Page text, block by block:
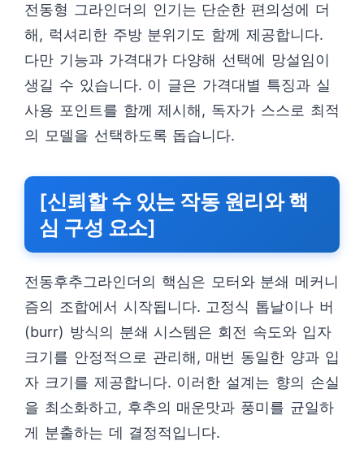
전동형 그라인더의 인기는 단순한 편의성에 더
해, 럭셔리한 주방 분위기도 함께 제공합니다.
다만 기능과 가격대가 다양해 선택에 망설임이
생길 수 있습니다. 이 글은 가격대별 특징과 실
사용 포인트를 함께 제시해, 독자가 스스로 최적
의 모델을 선택하도록 돕습니다.
[신뢰할 수 있는 작동 원리와 핵
심 구성 요소]
전동후추그라인더의 핵심은 모터와 분쇄 메커니
즘의 조합에서 시작됩니다. 고정식 톱날이나 버
(burr) 방식의 분쇄 시스템은 회전 속도와 입자
크기를 안정적으로 관리해, 매번 동일한 양과 입
자 크기를 제공합니다. 이러한 설계는 향의 손실
을 최소화하고, 후추의 매운맛과 풍미를 균일하
게 분출하는 데 결정적입니다.